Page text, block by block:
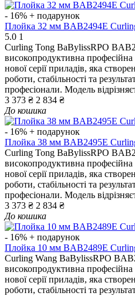
- 16% + подарунок
Плойка 32 мм BAB2494E
5.0 1
Curling Tong BaBylissRPO
високопродуктивна
нової серії приладів, яка
роботи, стабільності та
професіонали. Модель
3 373 ₴ 2 834 ₴
До кошика
- 16% + подарунок
Плойка 38 мм BAB2495E
Curling Tong BaBylissRPO
високопродуктивна
нової серії приладів, яка
роботи, стабільності та
професіонали. Модель
3 373 ₴ 2 834 ₴
До кошика
- 16% + подарунок
Плойка 10 мм BAB2489E
Curling Wang BaBylissRPO
високопродуктивна
нової серії приладів, яка
роботи, стабільності та